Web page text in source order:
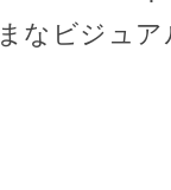
なビジュ